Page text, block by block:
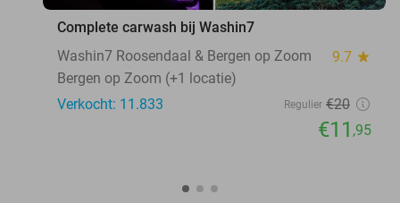
Complete carwash bij Washin7
Washin7 Roosendaal & Bergen op Zoom
9.7 star
Bergen op Zoom (+1 locatie)
Verkocht: 11.833
Regulier €20
€11 ,95